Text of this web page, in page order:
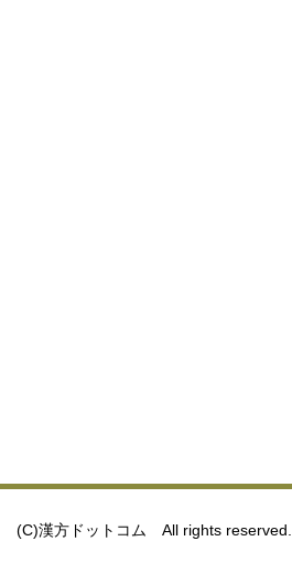
(C)漢方ドットコム All rights reserved.